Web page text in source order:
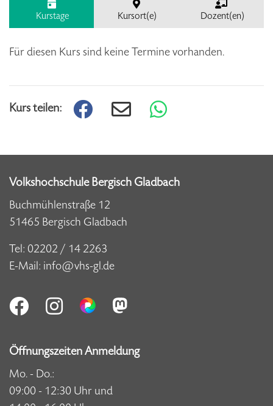
Kurstage Kursort(e) Dozent(en)
Für diesen Kurs sind keine Termine vorhanden.
Kurs teilen:
Volkshochschule Bergisch Gladbach
Buchmühlenstraße 12
51465 Bergisch Gladbach
Tel: 02202 / 14 2263
E-Mail: info@vhs-gl.de
Öffnungszeiten Anmeldung
Mo. - Do.:
09:00 - 12:30 Uhr und